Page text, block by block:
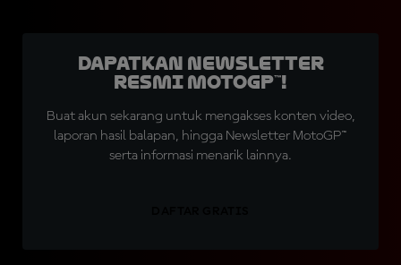
Dapatkan Newsletter
Resmi MotoGP™!
Buat akun sekarang untuk mengakses konten video,
laporan hasil balapan, hingga Newsletter MotoGP™
serta informasi menarik lainnya.